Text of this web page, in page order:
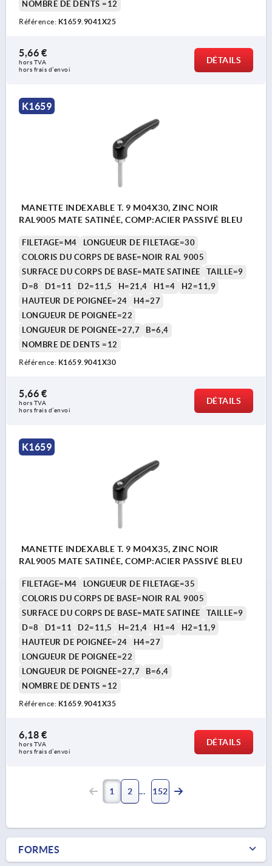
NOMBRE DE DENTS =12
Référence: K1659.9041X25
5,66 €
hors TVA
hors frais d’envoi
DÉTAILS
K1659
MANETTE INDEXABLE T. 9 M04X30, ZINC NOIR
RAL9005 MATE SATINÉE, COMP:ACIER PASSIVÉ BLEU
FILETAGE=M4
LONGUEUR DE FILETAGE=30
COLORIS DU CORPS DE BASE=NOIR RAL 9005
SURFACE DU CORPS DE BASE=MATE SATINÉE
TAILLE=9
D=8
D1=11 D2=11,5 H=21,4 H1=4
H2=11,9
HAUTEUR DE POIGNÉE=24
H4=27
LONGUEUR DE POIGNÉE=22
LONGUEUR DE POIGNÉE=27,7
B=6,4
NOMBRE DE DENTS =12
Référence: K1659.9041X30
5,66 €
hors TVA
hors frais d’envoi
DÉTAILS
K1659
MANETTE INDEXABLE T. 9 M04X35, ZINC NOIR
RAL9005 MATE SATINÉE, COMP:ACIER PASSIVÉ BLEU
FILETAGE=M4
LONGUEUR DE FILETAGE=35
COLORIS DU CORPS DE BASE=NOIR RAL 9005
SURFACE DU CORPS DE BASE=MATE SATINÉE
TAILLE=9
D=8
D1=11 D2=11,5 H=21,4 H1=4
H2=11,9
HAUTEUR DE POIGNÉE=24
H4=27
LONGUEUR DE POIGNÉE=22
LONGUEUR DE POIGNÉE=27,7
B=6,4
NOMBRE DE DENTS =12
Référence: K1659.9041X35
6,18 €
hors TVA
hors frais d’envoi
DÉTAILS
1 2 152
FORMES